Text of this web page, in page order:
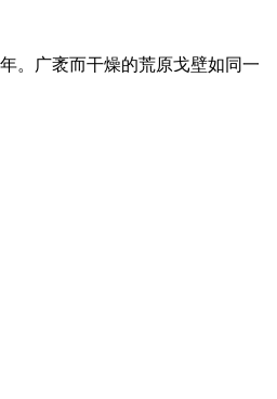
。广袤而干燥的荒原戈壁如同一